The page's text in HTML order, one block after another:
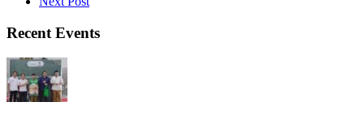
Recent Events